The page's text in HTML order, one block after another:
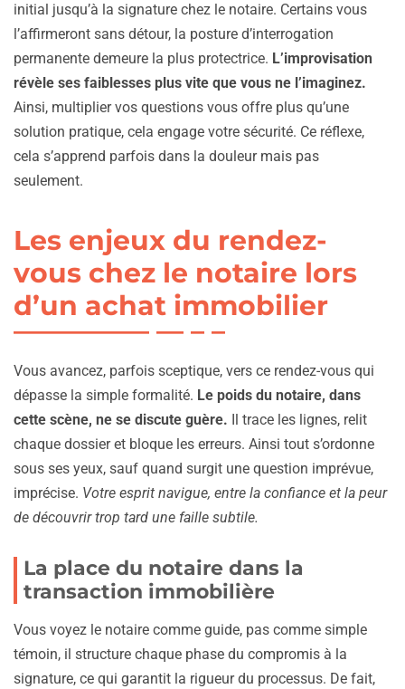
initial jusqu’à la signature chez le notaire. Certains vous
l’affirmeront sans détour, la posture d’interrogation
permanente demeure la plus protectrice. L’improvisation
révèle ses faiblesses plus vite que vous ne l’imaginez.
Ainsi, multiplier vos questions vous offre plus qu’une
solution pratique, cela engage votre sécurité. Ce réflexe,
cela s’apprend parfois dans la douleur mais pas
seulement.
Les enjeux du rendez-
vous chez le notaire lors
d’un achat immobilier
Vous avancez, parfois sceptique, vers ce rendez-vous qui
dépasse la simple formalité. Le poids du notaire, dans
cette scène, ne se discute guère. Il trace les lignes, relit
chaque dossier et bloque les erreurs. Ainsi tout s’ordonne
sous ses yeux, sauf quand surgit une question imprévue,
imprécise. Votre esprit navigue, entre la confiance et la peur
de découvrir trop tard une faille subtile.
La place du notaire dans la
transaction immobilière
Vous voyez le notaire comme guide, pas comme simple
témoin, il structure chaque phase du compromis à la
signature, ce qui garantit la rigueur du processus. De fait,